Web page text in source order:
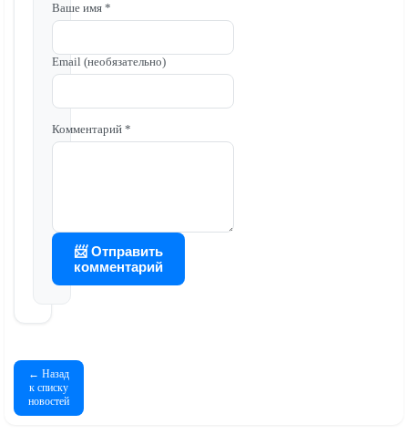
Ваше имя *
Email (необязательно)
Комментарий *
📨 Отправить
комментарий
← Назад
к списку
новостей